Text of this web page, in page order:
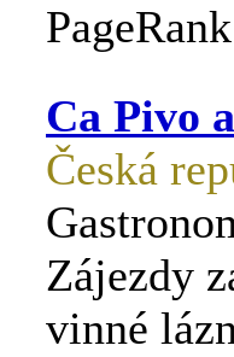
Ca Pivo
Česká
Zájezdy
vinné